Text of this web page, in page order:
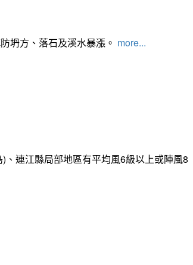
坍方、落石及溪水暴漲。 more...
連江縣局部地區有平均風6級以上或陣風8